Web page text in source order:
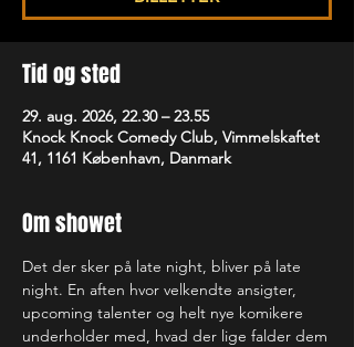
Tid og sted
29. aug. 2026, 22.30 – 23.55
Knock Knock Comedy Club, Vimmelskaftet
41, 1161 København, Danmark
Om showet
Det der sker på late night, bliver på late
night. En aften hvor velkendte ansigter,
upcoming talenter og helt nye komikere
underholder med, hvad der lige falder dem